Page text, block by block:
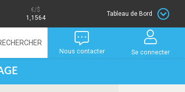
/$
1,1564
Tableau de Bord
Nous contacter Se connecter